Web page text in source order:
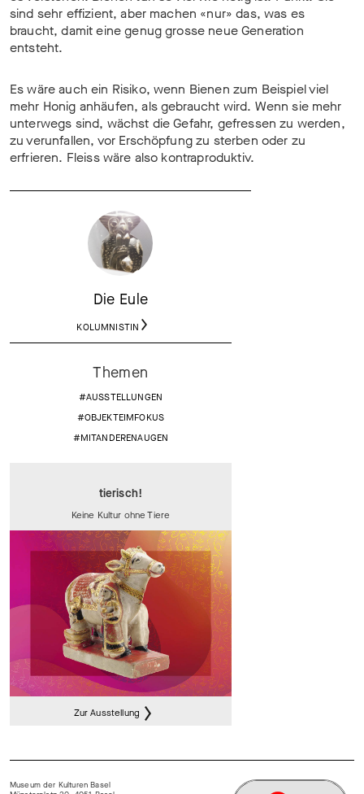
sind sehr effizient, aber machen «nur» das, was es
braucht, damit eine genug grosse neue Generation
entsteht.
Es wäre auch ein Risiko, wenn Bienen zum Beispiel viel
mehr Honig anhäufen, als gebraucht wird. Wenn sie mehr
unterwegs sind, wächst die Gefahr, gefressen zu werden,
zu verunfallen, vor Erschöpfung zu sterben oder zu
erfrieren. Fleiss wäre also kontraproduktiv.
Die Eule
KOLUMNISTIN
Themen
#AUSSTELLUNGEN
#OBJEKTEIMFOKUS
#MITANDERENAUGEN
tierisch!
Keine Kultur ohne Tiere
Zur Ausstellung
Museum der Kulturen Basel